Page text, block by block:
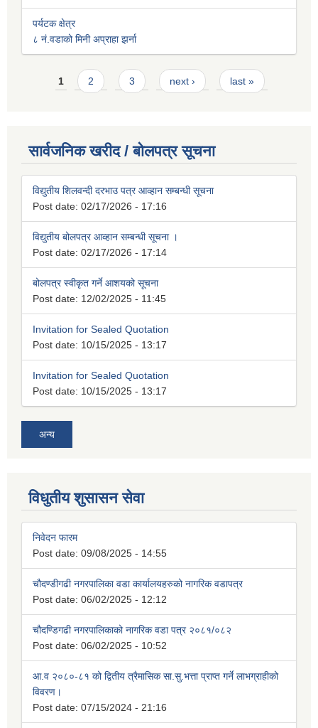
पर्यटक क्षेत्र
८ नं.वडाको मिनी अप्राहा झर्ना
Pages
1 2 3 next › last »
सार्वजनिक खरीद / बोलपत्र सूचना
विद्युतीय शिलवन्दी दरभाउ पत्र आव्हान सम्बन्धी सूचना
Post date: 02/17/2026 - 17:16
विद्युतीय बोलपत्र आव्हान सम्बन्धी सूचना ।
Post date: 02/17/2026 - 17:14
बोलपत्र स्वीकृत गर्ने आशयको सूचना
Post date: 12/02/2025 - 11:45
Invitation for Sealed Quotation
Post date: 10/15/2025 - 13:17
Invitation for Sealed Quotation
Post date: 10/15/2025 - 13:17
अन्य
विधुतीय शुसासन सेवा
निवेदन फारम
Post date: 09/08/2025 - 14:55
चौदण्डीगढी नगरपालिका वडा कार्यालयहरुको नागरिक वडापत्र
Post date: 06/02/2025 - 12:12
चौदण्डिगढी नगरपालिकाको नागरिक वडा पत्र २०८१/०८२
Post date: 06/02/2025 - 10:52
आ.व २०८०-८१ को द्वितीय त्रैमासिक सा.सु.भत्ता प्राप्त गर्ने लाभग्राहीको
विवरण।
Post date: 07/15/2024 - 21:16